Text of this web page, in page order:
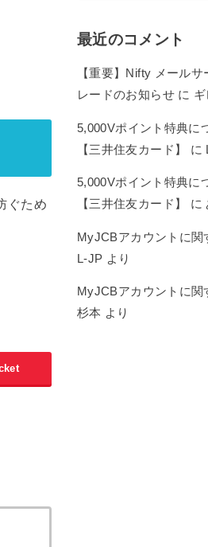
ぐため
最近のコメント
【重要】Nifty メール
レードのお知らせに
5,000Vポイント特典に
【三井住友カード】
に
5,000Vポイント特典に
【三井住友カード】
に
MyJCBアカウントに関
L-JP より
MyJCBアカウントに関
杉本 より